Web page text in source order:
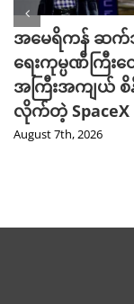
အမေရိကန် ဆ
ရေးကုမ္ပဏီကြီး
အကြီးအကျယ် စိန်
လိုက်တဲ့ SpaceX
August 7th, 2026